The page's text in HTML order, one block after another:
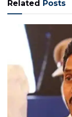
Related Posts